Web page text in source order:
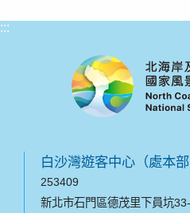
:::
白沙灣遊客中心（處本部
253409
新北市石門區德茂里下員坑